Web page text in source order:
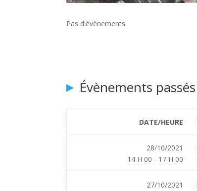
Pas d'évènements
Évènements passés
DATE/HEURE
28/10/2021
14 H 00 - 17 H 00
27/10/2021